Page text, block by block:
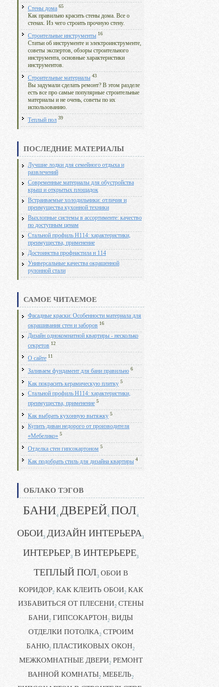
Стены дома 65
Как правильно красить стены дома. Все о
стенах. Из чего строить прочную стену.
Строительные инструменты 16
Статьи об инструменте и электроинструменте,
советы экспертов, обзоры строительного
инструмента, основные характеристики
инструментов.
Строительные материалы 43
Вы задумали сделать ремонт? В этом разделе
есть все про самые популярные строительные
материалы и не очень, советы по их
использованию.
Теплый пол 39
ПОСЛЕДНИЕ МАТЕРИАЛЫ
Лучшие лодки для семейного отдыха и
развлечений
Современные материалы для обустройства
крыш и открытых площадок
Встраиваемые холодильники: отличия и
преимущества кухонной техники
Выхлопные системы в ассортименте: качество
по доступным ценам
Стальной профиль Н114: характеристики,
преимущества, применение
Достоинства профнастила н 114
Универсальные качества окрашенной
рулонной стали
САМОЕ ЧИТАЕМОЕ
Фасадные краски: Особенности материала для
окрашивания стен и заборов 16
Дизайн однокомнатной квартиры - несколько
секретов 12
О сайте 11
Заливаем фундамент для бани правильно 6
Как покрасить керамическую плитку 5
Стальной профиль Н114: характеристики,
преимущества, применение 5
Как выбрать кухонную вытяжку 5
Купить диван недорого от производителя
«Мебелико» 5
Отделка стен гипсокартоном 5
Как подобрать стиль для дизайна квартиры 4
ОБЛАКО ТЭГОВ
БАНИ4 ДВЕРЕЙ4 ПОЛ4
ОБОИ3 ДИЗАЙН ИНТЕРЬЕРА3
ИНТЕРЬЕР3 В ИНТЕРЬЕРЕ3
ТЕПЛЫЙ ПОЛ3 ОБОИ В
КОРИДОР2 КАК КЛЕИТЬ ОБОИ2 КАК
ИЗБАВИТЬСЯ ОТ ПЛЕСЕНИ2 СТЕНЫ
БАНИ2 ГИПСОКАРТОН2 ВИДЫ
ОТДЕЛКИ ПОТОЛКА2 СТРОИМ
БАНЮ2 ПЛАСТИКОВЫХ ОКОН2
МЕЖКОМНАТНЫЕ ДВЕРИ2 РЕМОНТ
ВАННОЙ КОМНАТЫ2 МЕБЕЛЬ2